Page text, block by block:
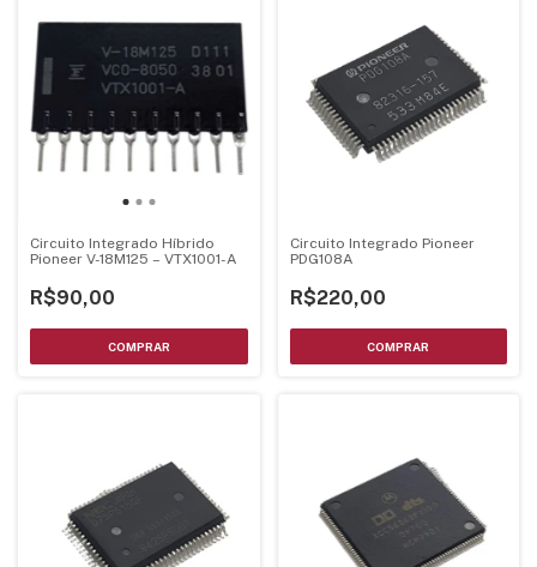
Circuito Integrado Híbrido
Pioneer V-18M125 – VTX1001-A
R$90,00
Circuito Integrado Pioneer
PDG108A
R$220,00